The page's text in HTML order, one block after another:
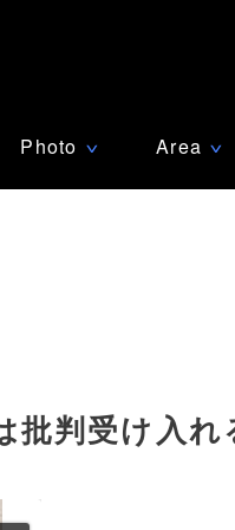
Photo ∨ Area ∨
判受け入れ